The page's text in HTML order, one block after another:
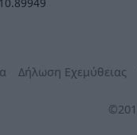
Δήλωση Εχεμύθειας